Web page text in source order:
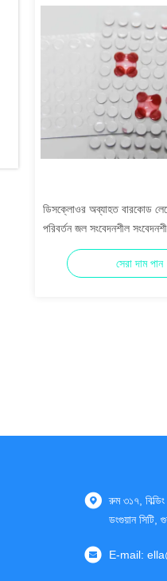
ডিসক্লোওর অব্যাহত বারকোড
পরিবর্তন জল সংবেদনশীল
সেরা দাম পান
রুম ৩১৭,
ডংগুয়ান সিটি,
E-mail: